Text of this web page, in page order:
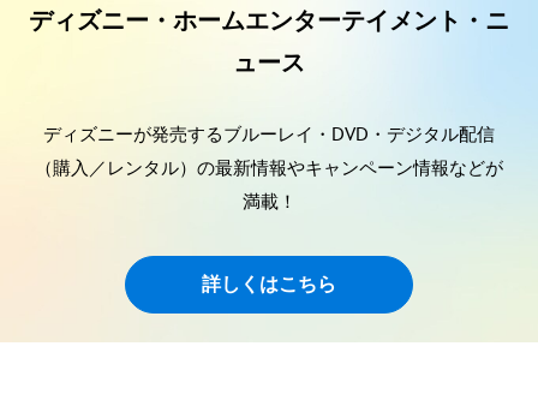
ディズニー・ホームエンターテイメント・ニ
ュース
ディズニーが発売するブルーレイ・DVD・デジタル配信
（購入／レンタル）の最新情報やキャンペーン情報などが
満載！
詳しくはこちら